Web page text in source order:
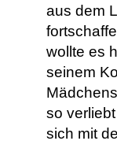
aus dem
wollte es
seinem
so
sich mit